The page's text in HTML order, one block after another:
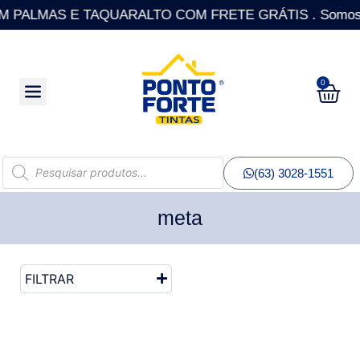
PALMAS E TAQUARALTO COM FRETE GRÁTIS .
0
(63) 3028-1551
meta
FILTRAR